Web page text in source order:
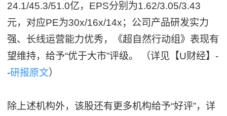
24.1/45.3/51.0亿，EPS分别为1.62/3.05/3.43
元，对应PE为30x/16x/14x；公司产品研发实力
强、长线运营能力优秀，《超自然行动组》表现有
望维持，给予“优于大市”评级。 （详见【U财经】-
-研报原文）
除上述机构外，该股还有更多机构给予“好评”，详